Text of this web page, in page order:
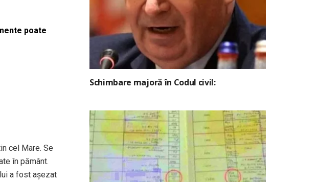
poate
cel Mare. Se
în pământ.
a fost așezat
Schimbare majoră în Codul civil: